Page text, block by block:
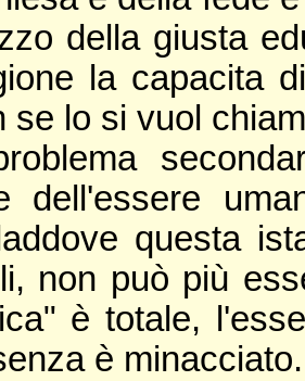
della giusta
la capacita
se lo si vuol
dell'essere
questa
non può più
è totale,
è minacciato.